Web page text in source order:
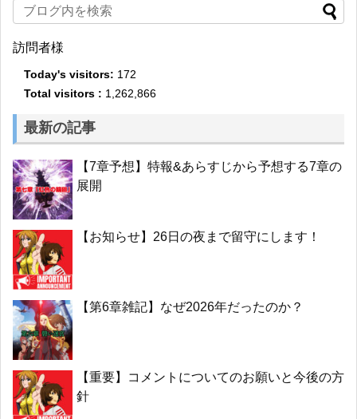
訪問者様
Today's visitors: 172
Total visitors : 1,262,866
最新の記事
【7章予想】特報&あらすじから予想する7章の
展開
【お知らせ】26日の夜まで留守にします！
【第6章雑記】なぜ2026年だったのか？
【重要】コメントについてのお願いと今後の方
針